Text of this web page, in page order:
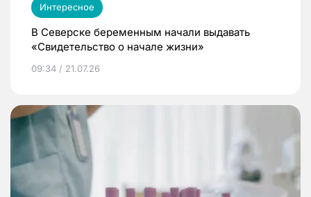
Интересное
В Северске беременным начали выдавать
«Свидетельство о начале жизни»
09:34 / 21.07.26